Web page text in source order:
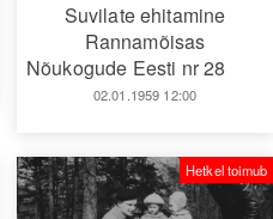
Suvilate ehitamine
Rannamõisas
Nõukogude Eesti nr 28
02.01.1959 12:00
Hetkel toimub